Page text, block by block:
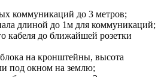
коммуникаций до 3 метров;
длиной до 1м для коммуникаций;
кабеля до ближайшей розетки
на кронштейны, высота
под окном на землю;